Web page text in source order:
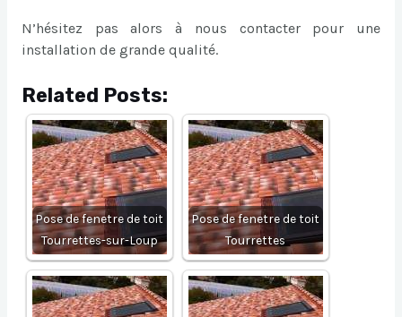
N’hésitez pas alors à nous contacter pour une
installation de grande qualité.
Related Posts:
Pose de fenetre de toit
Tourrettes-sur-Loup
Pose de fenetre de toit
Tourrettes